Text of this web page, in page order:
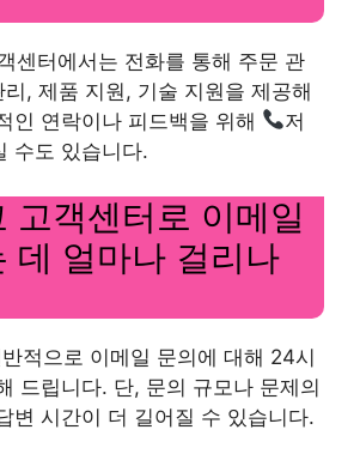
센터에서는 전화를 통해 주문 관
, 제품 지원, 기술 지원을 제공해
인 연락이나 피드백을 위해
저
수도 있습니다.
고객센터로 이메일
데 얼마나 걸리나
적으로 이메일 문의에 대해 24시
드립니다. 단, 문의 규모나 문제의
변 시간이 더 길어질 수 있습니다.